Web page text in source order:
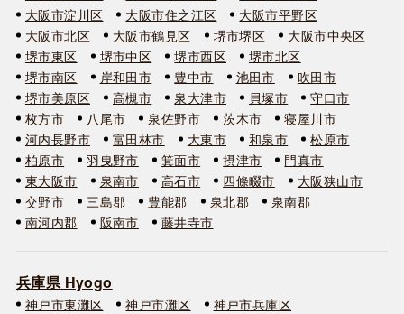
大阪市淀川区
大阪市住之江区
大阪市平野区
大阪市北区
大阪市鶴見区 堺市堺区
大阪市中央区
堺市東区
堺市中区 堺市西区
堺市北区
堺市南区
岸和田市 豊中市 池田市
吹田市
堺市美原区
高槻市 泉大津市 貝塚市
守口市
枚方市
八尾市 泉佐野市 茨木市
寝屋川市
河内長野市
富田林市 大東市 和泉市
松原市
柏原市
羽曳野市 箕面市 摂津市
門真市
東大阪市
泉南市 高石市 四條畷市
大阪狭山市
交野市
三島郡 豊能郡 泉北郡
泉南郡
南河内郡
阪南市 藤井寺市
兵庫県 Hyogo
神戸市東灘区 神戸市灘区
神戸市兵庫区